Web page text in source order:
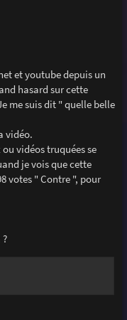
et youtube depuis un
hasard sur cette
me suis dit " quelle belle
vidéo.
vidéos truquées se
je vois que cette
votes " Contre ", pour